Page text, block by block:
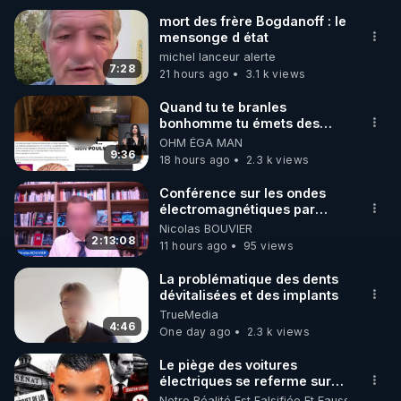
🌱 INSTAGRAM
https://www.instagram.com/rdlr_thierrycasasnovas/
http://rgnr.li/instagram
🌱 LA NEWSLETTER
Pour ne pas rater l’actualité RGNR (stages,
http://rgnr.li/news
🌱 VIDÉOS NON CENSURÉES SUR ODYSEE
Toutes les vidéos Youtube sont aussi sur la
http://rgnr.li/odysee
🌱 LES STAGES EN PRÉSENTIEL
7:28
mort des frère Bogdanoff : le
mensonge d état
michel lanceur alerte
21 hours ago
3.1 k views
9:36
Quand tu te branles
bonhomme tu émets des
ondes ils ont juste omis de
t'expliquer
OHM ÉGA MAN
18 hours ago
2.3 k views
2:13:08
Conférence sur les ondes
électromagnétiques par
Grégoire Caustru et Bart de
Wever !
Nicolas BOUVIER
11 hours ago
95 views
4:46
La problématique des dents
dévitalisées et des implants
TrueMedia
One day ago
2.3 k views
Le piège des voitures
électriques se referme sur
les usagers !